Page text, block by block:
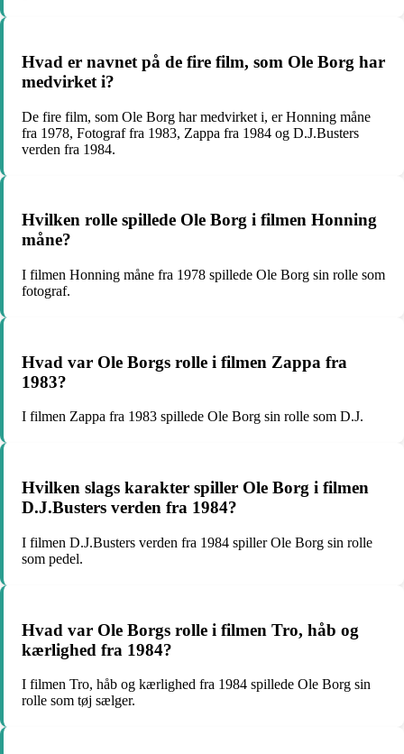
Hvad er navnet på de fire film, som Ole Borg har
medvirket i?
De fire film, som Ole Borg har medvirket i, er Honning måne
fra 1978, Fotograf fra 1983, Zappa fra 1984 og D.J.Busters
verden fra 1984.
Hvilken rolle spillede Ole Borg i filmen Honning
måne?
I filmen Honning måne fra 1978 spillede Ole Borg sin rolle som
fotograf.
Hvad var Ole Borgs rolle i filmen Zappa fra
1983?
I filmen Zappa fra 1983 spillede Ole Borg sin rolle som D.J.
Hvilken slags karakter spiller Ole Borg i filmen
D.J.Busters verden fra 1984?
I filmen D.J.Busters verden fra 1984 spiller Ole Borg sin rolle
som pedel.
Hvad var Ole Borgs rolle i filmen Tro, håb og
kærlighed fra 1984?
I filmen Tro, håb og kærlighed fra 1984 spillede Ole Borg sin
rolle som tøj sælger.